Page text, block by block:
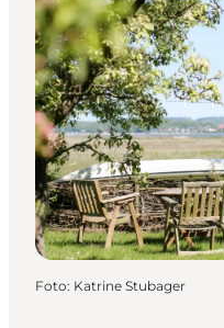
Inspiration
Regionen
Erlebnisse
Unterkünfte
Reiseplanung
Foto: Katrine Stubager